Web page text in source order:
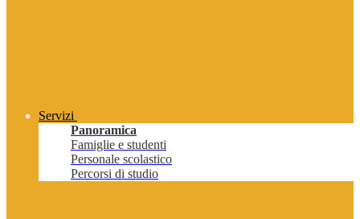
Servizi
Panoramica
Famiglie e studenti
Personale scolastico
Percorsi di studio